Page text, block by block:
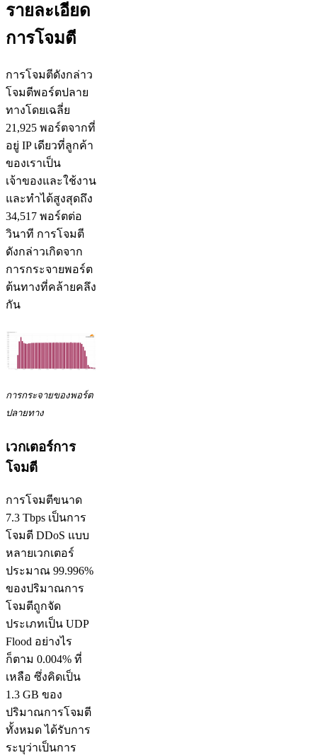
รายละเอียด
การโจมตี
การโจมตีดังกล่าว
โจมตีพอร์ตปลาย
ทางโดยเฉลี่ย
21,925 พอร์ตจากที่
อยู่ IP เดียวที่ลูกค้า
ของเราเป็น
เจ้าของและใช้งาน
และทำได้สูงสุดถึง
34,517 พอร์ตต่อ
วินาที การโจมตี
ดังกล่าวเกิดจาก
การกระจายพอร์ต
ต้นทางที่คล้ายคลึง
กัน
การกระจายของพอร์ต
ปลายทาง
เวกเตอร์การ
โจมตี
การโจมตีขนาด
7.3 Tbps เป็นการ
โจมตี DDoS แบบ
หลายเวกเตอร์
ประมาณ 99.996%
ของปริมาณการ
โจมตีถูกจัด
ประเภทเป็น UDP
Flood อย่างไร
ก็ตาม 0.004% ที่
เหลือ ซึ่งคิดเป็น
1.3 GB ของ
ปริมาณการโจมตี
ทั้งหมด ได้รับการ
ระบุว่าเป็นการ